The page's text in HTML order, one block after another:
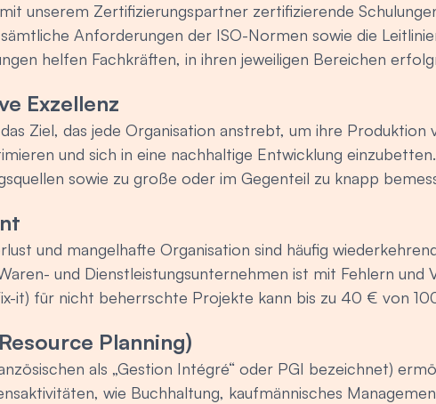
unserem Zertifizierungspartner zertifizierende
Anforderungen der ISO-Normen sowie die
helfen Fachkräften, in ihren jeweiligen Bereichen
anbieten: - ISO 9001 – Schulung zum
für Medizinprodukte - ISO/IEC 17025 –
Sigma-Schulung - ISO 21500 – Schulung zum
für Bildungsorganisationen - ISO 28000-
Management
Exzellenz
Ziel, das jede Organisation anstrebt, um ihre Produktion
und sich in eine nachhaltige Entwicklung
sowie zu große oder im Gegenteil zu knapp
zu erwerben, um unnötige Kosten und
eines kontinuierlichen Verbesserungsprozesses
und mangelhafte Organisation sind häufig
und Dienstleistungsunternehmen ist mit Fehlern
it) für nicht beherrschte Projekte kann bis zu 40 € von
Organisation unerlässlich, ihre Prozesse und
So ermöglicht diese Schulung zum Lean Management
Ebenen zu agieren: => bei den Kunden, um
Planning)
als „Gestion Intégré“ oder PGI bezeichnet)
wie Buchhaltung, kaufmännisches